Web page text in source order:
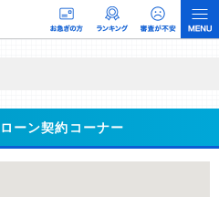
集部の調査／ユーザーへの口コミ収集な
を行っています。
ーン契約コーナー